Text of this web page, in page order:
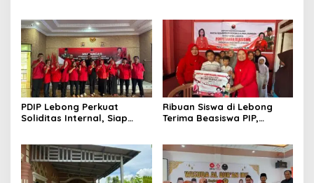
Kebersamaan
PDIP Lebong Perkuat
Soliditas Internal, Siap
Ribuan Siswa di Lebong
Terima Beasiswa PIP,